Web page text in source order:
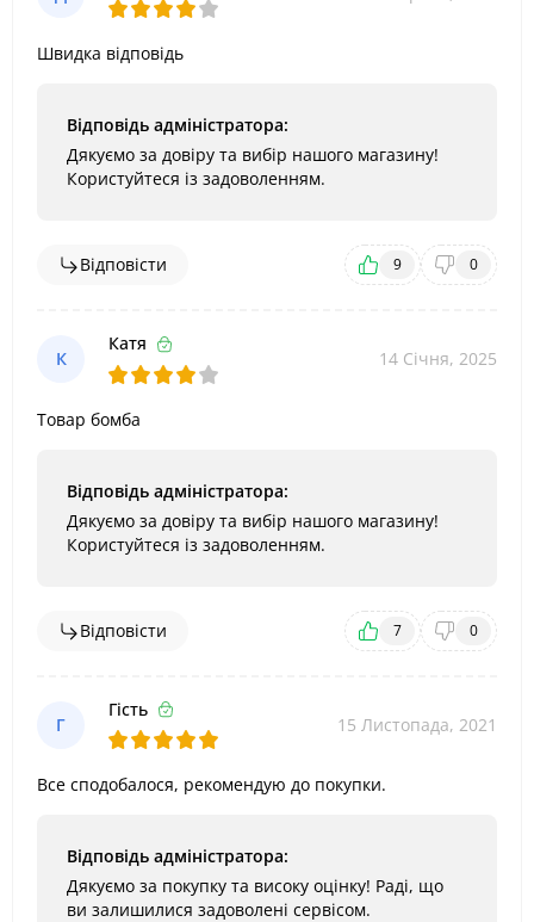
Швидка відповідь
Відповідь адміністратора:
Дякуємо за довіру та вибір нашого магазину!
Користуйтеся із задоволенням.
Відповісти 9 0
К
Катя
14 Січня, 2025
Товар бомба
Відповідь адміністратора:
Дякуємо за довіру та вибір нашого магазину!
Користуйтеся із задоволенням.
Відповісти 7 0
Г
Гість
15 Листопада, 2021
Все сподобалося, рекомендую до покупки.
Відповідь адміністратора:
Дякуємо за покупку та високу оцінку! Раді, що
ви залишилися задоволені сервісом.